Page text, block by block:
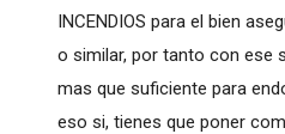
INCENDIOS para el bien
o similar, por tanto con ese
mas que suficiente para
eso si, tienes que poner